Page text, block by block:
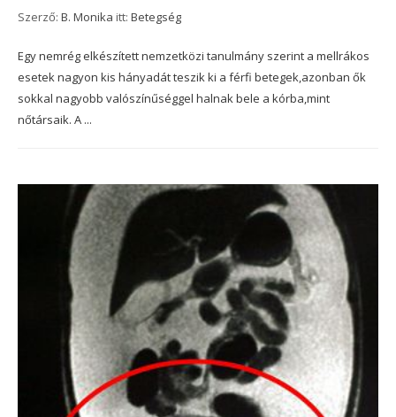
Szerző: B. Monika itt: Betegség
Egy nemrég elkészített nemzetközi tanulmány szerint a mellrákos
esetek nagyon kis hányadát teszik ki a férfi betegek,azonban ők
sokkal nagyobb valószínűséggel halnak bele a kórba,mint
nőtársaik. A ...